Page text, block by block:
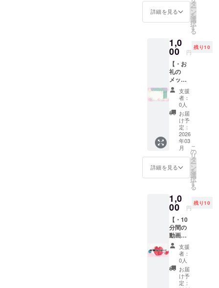
をテキ
ストで
お送り
しま
メール
アドレ
スのみ
の個人
情報取
得の設
定にし
てます
ので、
「個人
名宛」
での送
信とは
ならな
い事を
ご理解
下さ
ジで
す。 ※
メール
の受信
料が発
生する
可能性
があり
ますの
で、予
めご了
承下さ
詳細を見る
タ
ー
ン
を
選
択
す
る
1,0
00 円
残り10
【・お
礼の
メッ
セージ
カード
のお届
け・】
1通1通
に感謝
の気持
ちを込
めて、
お礼の
メッ
セージ
カード
りしま
す。 ※
画像は
イメー
ジで
す。 ※
諸事情
によ
り、お
届け月
が前後
する場
支援
者：
0人
お届
け予
定：
2026
年03
月
詳細を見る
こ
の
リ
タ
ー
ン
を
選
択
す
る
1,0
00 円
残り10
【・10
分間の
動画で
のお礼
メッ
セー
ジ・】
貴方様
だけに
支援
者：
0人
お届
け予
定：